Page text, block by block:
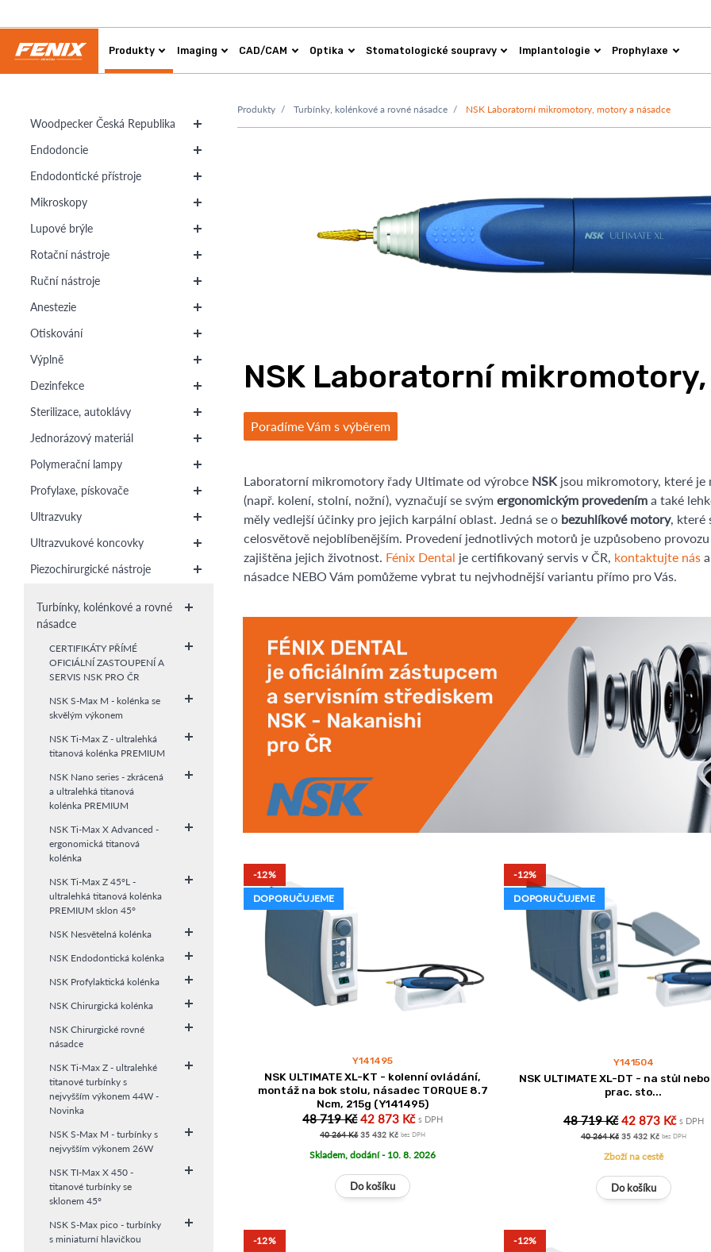
Produkty Imaging CAD/CAM Optika Stomatologické soupravy Implantologie Prophylaxe
Woodpecker Česká Republika
Endodoncie
Endodontické přístroje
Mikroskopy
Lupové brýle
Rotační nástroje
Ruční nástroje
Anestezie
Otiskování
Výplně
Dezinfekce
Sterilizace, autoklávy
Jednorázový materiál
Polymerační lampy
Profylaxe, pískovače
Ultrazvuky
Ultrazvukové koncovky
Piezochirurgické nástroje
Turbínky, kolénkové a rovné
násadce
CERTIFIKÁTY PŘÍMÉ
OFICIÁLNÍ ZASTOUPENÍ A
SERVIS NSK PRO ČR
NSK S-Max M - kolénka se
skvělým výkonem
NSK Ti-Max Z - ultralehká
titanová kolénka PREMIUM
NSK Nano series - zkrácená
a ultralehká titanová
kolénka PREMIUM
NSK Ti-Max X Advanced -
ergonomická titanová
kolénka
NSK Ti-Max Z 45°L -
ultralehká titanová kolénka
PREMIUM sklon 45°
NSK Nesvětelná kolénka
NSK Endodontická kolénka
NSK Profylaktická kolénka
NSK Chirurgická kolénka
NSK Chirurgické rovné
násadce
NSK Ti-Max Z - ultralehké
titanové turbínky s
nejvyšším výkonem 44W -
Novinka
NSK S-Max M - turbínky s
nejvyšším výkonem 26W
NSK TI-Max X 450 -
titanové turbínky se
sklonem 45°
NSK S-Max pico - turbínky
s miniaturní hlavičkou
Produkty Turbínky, kolénkové a rovné násadce NSK Laboratorní mikromotory, motory a násadce
NSK Laboratorní
Poradíme Vám s výběrem
Laboratorní mikromotory řady Ultimate od výrobce NSKjsou mikromotory, které je
(např. kolení, stolní, nožní), vyznačují se svým ergonomickým provedeníma také
měly vedlejší účinky pro jejich karpální oblast. Jedná se o bezuhlíkové motory, které
celosvětově nejoblíbenějším. Provedení jednotlivých motorů je uzpůsobeno
zajištěna jejich životnost. Fénix Dental je certifikovaný servis v ČR, kontaktujte nása
násadce NEBO Vám pomůžeme vybrat tu nejvhodnější variantu přímo pro Vás.
-12%
DOPORUČUJEME
Y141495
NSK ULTIMATE XL-KT - kolenní ovládání,
montáž na bok stolu, násadec TORQUE 8.7
Ncm, 215g (Y141495)
48 719 Kč 42 873 Kčs DPH
40 264 Kč 35 432 Kčbez DPH
Skladem, dodání - 10. 8. 2026
-12%
DOPORUČUJEME
Y141504
NSK ULTIMATE XL-DT - na stůl
prac. sto...
48 719 Kč 42 873 Kč s DPH
40 264 Kč 35 432 Kč bez DPH
Zboží na cestě
-12%
-12%